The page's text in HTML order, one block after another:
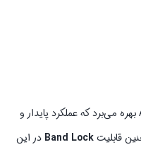
عملکرد پایدار و
قابلیتBand Lock در این